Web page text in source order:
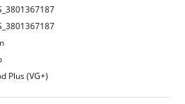
Plus (VG+)